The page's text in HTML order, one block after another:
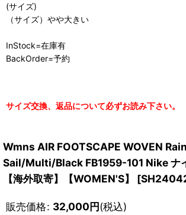
(サイズ)
（サイズ）やや大きい
InStock=在庫有
BackOrder=予約
サイズ交換、返品について必ずお読み下さい。
Wmns AIR FOOTSCAPE WOVEN
Sail/Multi/Black FB1959-101 Nike ナ
【海外取寄】【WOMEN'S】
[
販売価格: 32,000円(税込)